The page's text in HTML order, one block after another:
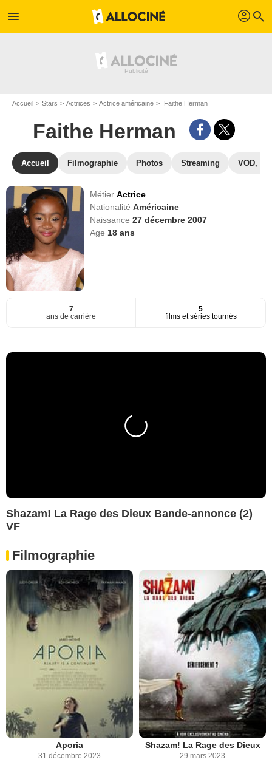
menu profil search
Accueil Stars Actrices Actrice américaine Faithe Herman
Faithe Herman
Accueil Filmographie Photos Streaming VOD,
MétierActrice
NationalitéAméricaine
Naissance27 décembre 2007
Age 18 ans
7
ans de carrière
5
films et séries tournés
Shazam! La Rage des Dieux Bande-annonce (2)
VF
Filmographie
Aporia
31 décembre 2023
Shazam! La Rage des Dieux
29 mars 2023